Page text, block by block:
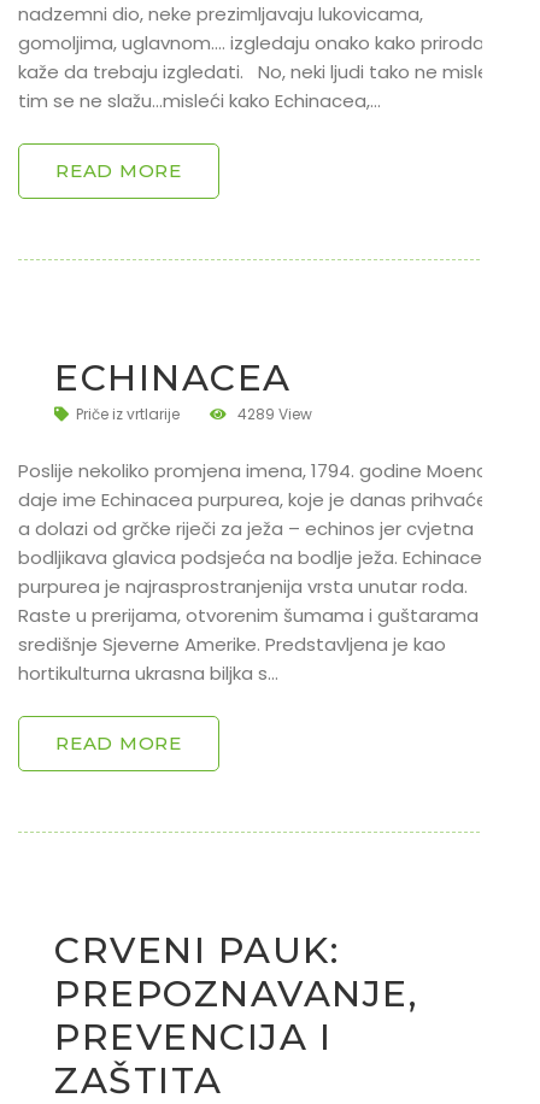
nadzemni dio, neke prezimljavaju lukovicama,
gomoljima, uglavnom…. izgledaju onako kako priroda
kaže da trebaju izgledati. No, neki ljudi tako ne misle i s
tim se ne slažu…misleći kako Echinacea,…
READ MORE
ECHINACEA
Priče iz vrtlarije 4289 View
Poslije nekoliko promjena imena, 1794. godine Moench joj
daje ime Echinacea purpurea, koje je danas prihvaćeno,
a dolazi od grčke riječi za ježa – echinos jer cvjetna
bodljikava glavica podsjeća na bodlje ježa. Echinacea
purpurea je najrasprostranjenija vrsta unutar roda.
Raste u prerijama, otvorenim šumama i guštarama
središnje Sjeverne Amerike. Predstavljena je kao
hortikulturna ukrasna biljka s…
READ MORE
CRVENI PAUK:
PREPOZNAVANJE,
PREVENCIJA I
ZAŠTITA